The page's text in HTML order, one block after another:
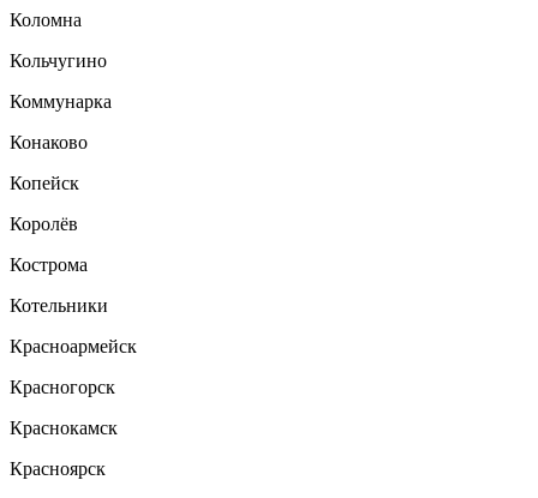
Коломна
Кольчугино
Коммунарка
Конаково
Копейск
Королёв
Кострома
Котельники
Красноармейск
Красногорск
Краснокамск
Красноярск